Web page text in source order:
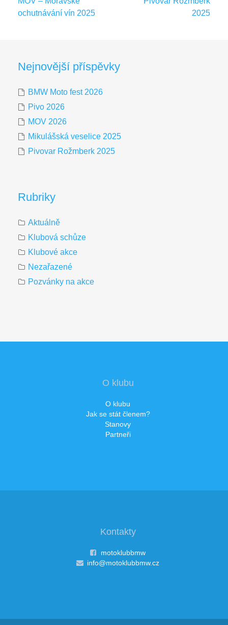
ochutnávání vín 2025
2025
Nejnovější příspěvky
BMW Moto fest 2026
Pivo 2026
MOV 2026
Mikulášská veselice 2025
Pivovar Rožmberk 2025
Rubriky
Aktuálně
Klubová schůze
Klubové akce
Nezařazené
Pozvánky na akce
O klubu
O klubu
Jak se stát členem?
Stanovy
Partneři
Kontakty
motoklubbmw
info@motoklubbmw.cz